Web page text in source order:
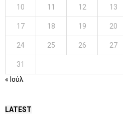
10 11 12 13
17 18 19 20
24 25 26 27
31
« Ιούλ
LATEST